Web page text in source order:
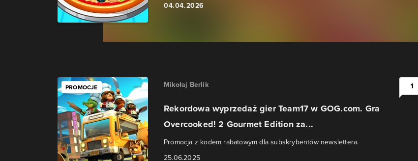
04.04.2026
PROMOCJE Mikołaj Berlik
Rekordowa wyprzedaż gier Team17 w GOG.com. Gra
Overcooked! 2 Gourmet Edition za...
Promocja z kodem rabatowym dla subskrybentów newslettera.
25.06.2025
1